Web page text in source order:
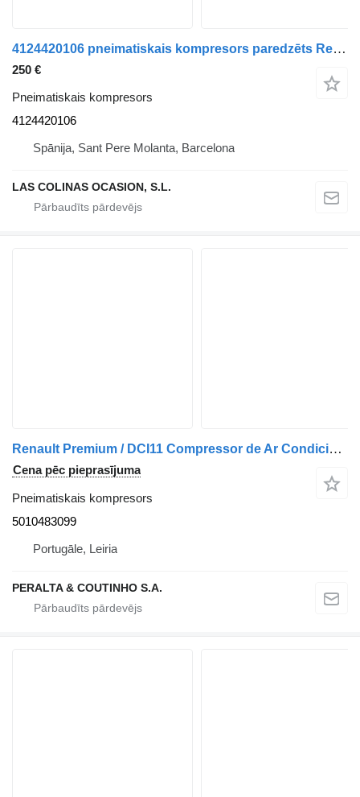
4124420106 pneimatiskais kompresors paredzēts Renault Premium kravas automašīnas
250 €
Pneimatiskais kompresors
4124420106
Spānija, Sant Pere Molanta, Barcelona
LAS COLINAS OCASION, S.L.
Renault Premium / DCI11 Compressor de Ar Condicionado SD7H15 5010483099 pneimatiskais kompresors paredzēts Renault Premium kravas automašīnas
Cena pēc pieprasījuma
Pneimatiskais kompresors
5010483099
Portugāle, Leiria
PERALTA & COUTINHO S.A.